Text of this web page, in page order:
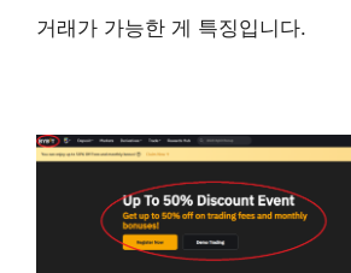
거래가 가능한 게 특징입니다.